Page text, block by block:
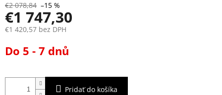
€2 078,84 –15 %
€1 747,30
€1 420,57 bez DPH
cena:
Do 5 - 7 dnů
Pridať do košíka